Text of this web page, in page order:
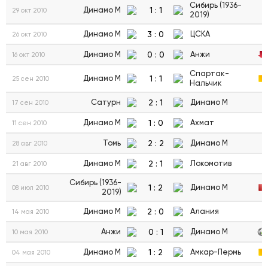
29 окт 2010 Динамо М 1 : 1
Сибирь (1936-
2019)
26 окт 2010 Динамо М 3 : 0 ЦСКА
16 окт 2010 Динамо М 0 : 0 Анжи
25 сен 2010 Динамо М 1 : 1
Спартак-
Нальчик
17 сен 2010 Сатурн 2 : 1 Динамо М
11 сен 2010 Динамо М 1 : 0 Ахмат
28 авг 2010 Томь 2 : 2 Динамо М
21 авг 2010 Динамо М 2 : 1 Локомотив
08 июл 2010
Сибирь (1936-
2019)
1 : 2 Динамо М
14 мая 2010 Динамо М 2 : 0 Алания
10 мая 2010 Анжи 0 : 1 Динамо М
04 мая 2010 Динамо М 1 : 2 Амкар-Пермь